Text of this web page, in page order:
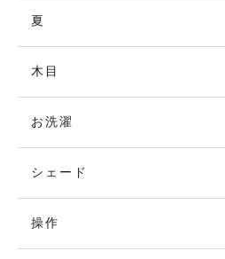
夏
木目
お洗濯
シェード
操作